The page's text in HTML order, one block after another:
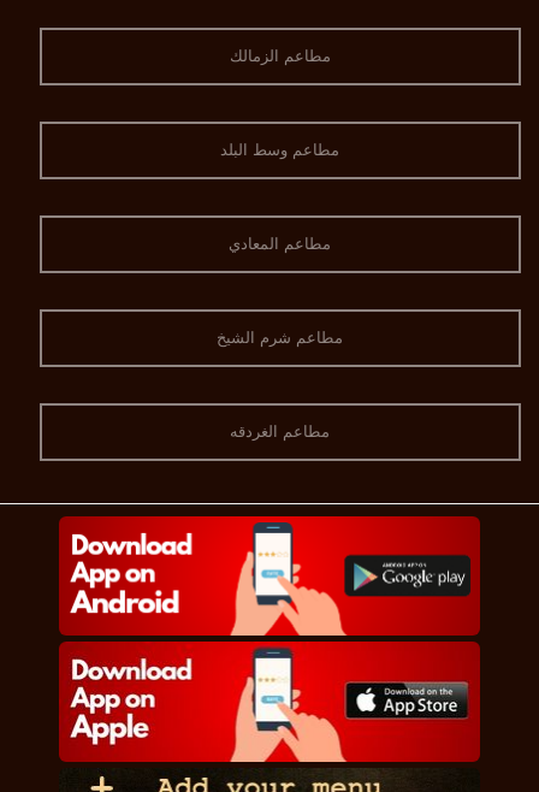
مطاعم الزمالك
مطاعم وسط البلد
مطاعم المعادي
مطاعم شرم الشيخ
مطاعم الغردقه